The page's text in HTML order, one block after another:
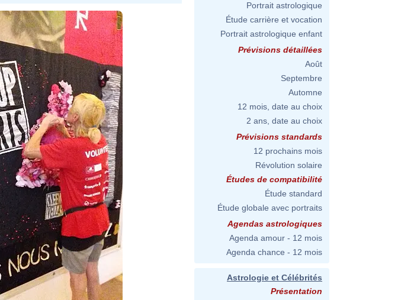
Portrait astrologique
Étude carrière et vocation
Portrait astrologique enfant
Prévisions détaillées
Août
Septembre
Automne
12 mois, date au choix
2 ans, date au choix
Prévisions standards
12 prochains mois
Révolution solaire
Études de compatibilité
Étude standard
Étude globale avec portraits
Agendas astrologiques
Agenda amour - 12 mois
Agenda chance - 12 mois
Astrologie et Célébrités
Présentation